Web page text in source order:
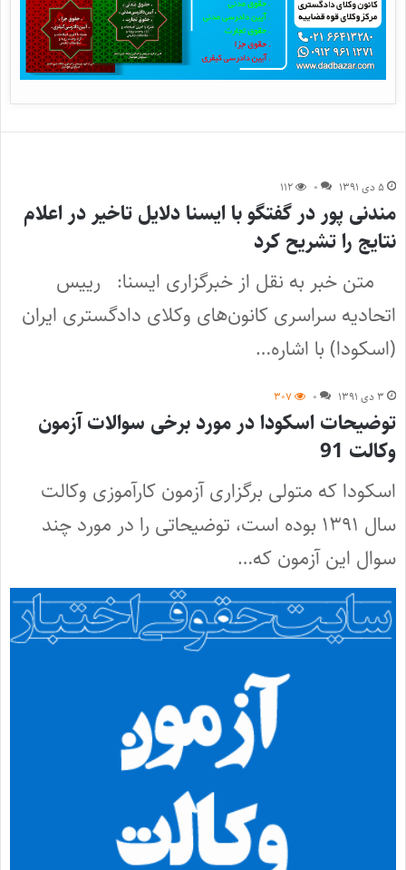
۵ دی ۱۳۹۱ ۰ ۱۱۲
مندنی پور در گفتگو با ایسنا دلایل تاخیر در اعلام
نتایج را تشریح کرد
متن خبر به نقل از خبرگزاری ایسنا: رییس
اتحادیه سراسری کانون‌های وکلای دادگستری ایران
(اسکودا) با اشاره…
۳ دی ۱۳۹۱ ۰ ۳۰۷
توضیحات اسکودا در مورد برخی سوالات آزمون
وکالت 91
اسکودا که متولی برگزاری آزمون کارآموزی وکالت
سال ۱۳۹۱ بوده است، توضیحاتی را در مورد چند
سوال این آزمون که…